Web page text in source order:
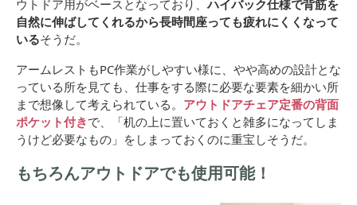
ウトドア用がベースとなっており、ハイバック仕様で背筋を
自然に伸ばしてくれるから長時間座っても疲れにくくなって
いるそうだ。
アームレストもPC作業がしやすい様に、やや高めの設計とな
っている所を見ても、仕事をする際に必要な要素を細かい所
まで想像して考えられている。 アウトドアチェア定番の背面
ポケット付きで、「机の上に置いておくと雑多になってしま
うけど必要なもの」をしまっておくのに重宝しそうだ。
もちろんアウトドアでも使用可能！